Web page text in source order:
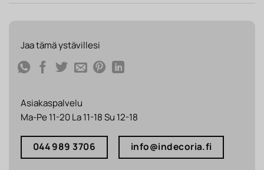
Jaa tämä ystävillesi
Asiakaspalvelu
Ma-Pe 11-20 La 11-18 Su 12-18
044 989 3706 info@indecoria.fi